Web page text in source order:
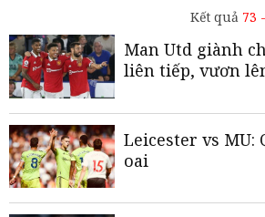
Kết quả 73
Man Utd giành
liên tiếp, vươn
Leicester vs MU:
oai